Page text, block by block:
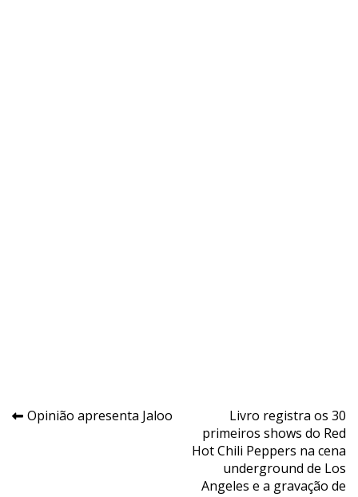
Navegação
Opinião apresenta Jaloo
Livro registra os 30
primeiros shows do Red
Hot Chili Peppers na cena
underground de Los
Angeles e a gravação de